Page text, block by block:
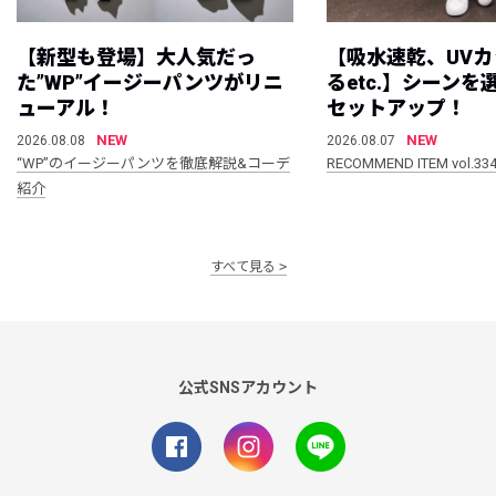
【新型も登場】大人気だっ
た”WP”イージーパンツがリニ
ューアル！
2026.08.08
NEW
“WP”のイージーパンツを徹底解説&コーデ
紹介
【吸水速乾、UV
るetc.】シーンを
セットアップ！
2026.08.07
NEW
RECOMMEND ITEM vol.334
すべて見る
公式SNSアカウント